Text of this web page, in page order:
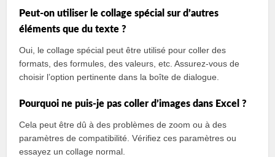
Peut-on utiliser le collage spécial sur d’autres
éléments que du texte ?
Oui, le collage spécial peut être utilisé pour coller des
formats, des formules, des valeurs, etc. Assurez-vous de
choisir l’option pertinente dans la boîte de dialogue.
Pourquoi ne puis-je pas coller d’images dans Excel ?
Cela peut être dû à des problèmes de zoom ou à des
paramètres de compatibilité. Vérifiez ces paramètres ou
essayez un collage normal.